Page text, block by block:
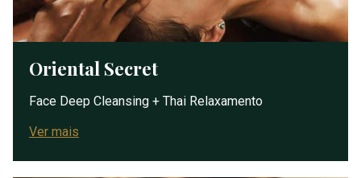
Oriental Secret
Face Deep Cleansing + Thai Relaxamento
Ver mais